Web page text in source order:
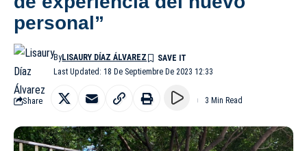
personal”
Last Updated: 18 De Septiembre De 2023 12:33
ByLISAURY DÍAZ ÁLVAREZ
Share 3 Min Read